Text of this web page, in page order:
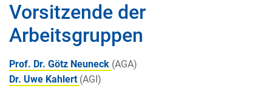
Vorsitzende der
Arbeitsgruppen
Prof. Dr. Götz Neuneck (AGA)
Dr. Uwe Kahlert (AGI)